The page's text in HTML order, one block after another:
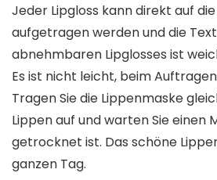
Jeder Lipgloss kann direkt auf
aufgetragen werden und die
abnehmbaren Lipglosses ist
Es ist nicht leicht, beim
Tragen Sie die Lippenmaske
Lippen auf und warten Sie einen
getrocknet ist. Das schöne
ganzen Tag.